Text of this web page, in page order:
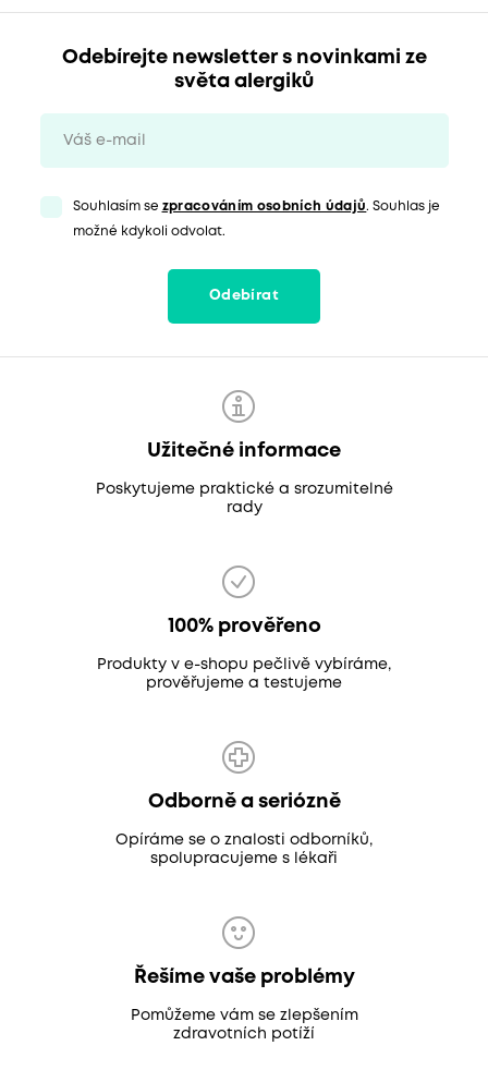
Odebírejte newsletter s novinkami ze
světa alergiků
Souhlasím se zpracováním osobních údajů. Souhlas je
možné kdykoli odvolat.
Odebírat
Užitečné informace
Poskytujeme praktické a srozumitelné
rady
100% prověřeno
Produkty v e-shopu pečlivě vybíráme,
prověřujeme a testujeme
Odborně a seriózně
Opíráme se o znalosti odborníků,
spolupracujeme s lékaři
Řešíme vaše problémy
Pomůžeme vám se zlepšením
zdravotních potíží